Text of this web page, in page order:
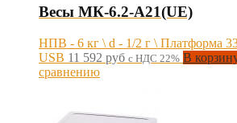
Весы МК-6.2-А21(UE)
НПВ - 6 кг \ d - 1/2 г \ Платформа
USB 11 592 руб с НДС 22% В
сравнению